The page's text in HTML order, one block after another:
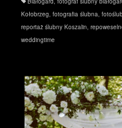
Kołobrzeg, fotografia ślubna,
reportaż ślubny Koszalin,
weddingtime